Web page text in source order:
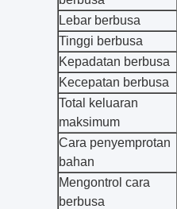
Lebar berbusa
Tinggi berbusa
Kepadatan berbusa
Kecepatan berbusa
Total keluaran
maksimum
Cara penyemprotan
bahan
Mengontrol cara
berbusa